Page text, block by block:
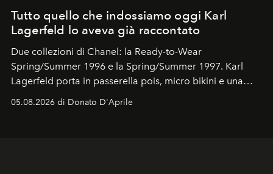
Tutto quello che indossiamo oggi Karl
Lagerfeld lo aveva già raccontato
Due collezioni di Chanel: la Ready-to-Wear
Spring/Summer 1996 e la Spring/Summer 1997. Karl
Lagerfeld porta in passerella pois, micro bikini e una
logomania pensata per la spiaggia
Kate, Claudia e Carla una dietro l'altra. Trent'anni dopo,
05.08.2026 di Donato D'Aprile